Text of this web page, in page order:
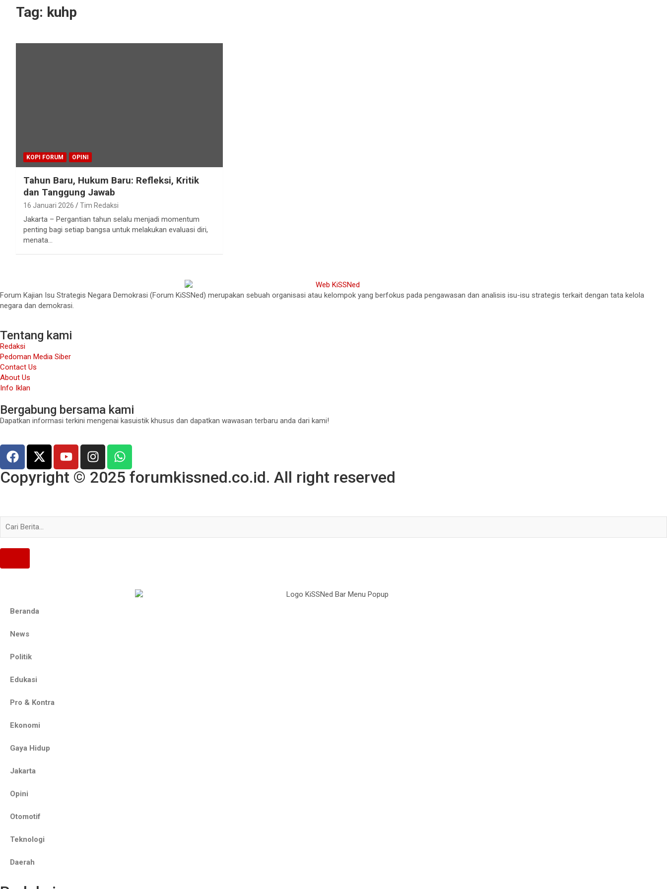
Tag: kuhp
KOPI FORUM OPINI
Tahun Baru, Hukum Baru: Refleksi, Kritik
dan Tanggung Jawab
16 Januari 2026 Tim Redaksi
Jakarta – Pergantian tahun selalu menjadi momentum
penting bagi setiap bangsa untuk melakukan evaluasi diri,
menata…
Forum Kajian Isu Strategis Negara Demokrasi (Forum KiSSNed) merupakan sebuah organisasi atau kelompok yang berfokus pada pengawasan dan analisis isu-isu strategis terkait dengan tata kelola
negara dan demokrasi.
Tentang kami
Redaksi
Pedoman Media Siber
Contact Us
About Us
Info Iklan
Bergabung bersama kami
Dapatkan informasi terkini mengenai kasuistik khusus dan dapatkan wawasan terbaru anda dari kami!
Copyright © 2025 forumkissned.co.id. All right reserved
Beranda
News
Politik
Edukasi
Pro & Kontra
Ekonomi
Gaya Hidup
Jakarta
Opini
Otomotif
Teknologi
Daerah